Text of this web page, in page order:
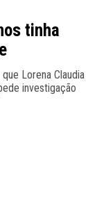
tinha
Lorena Claudia
investigação